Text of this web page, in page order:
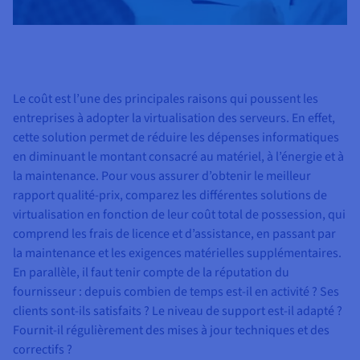
Le coût est l’une des principales raisons qui poussent les
entreprises à adopter la virtualisation des serveurs. En effet,
cette solution permet de réduire les dépenses informatiques
en diminuant le montant consacré au matériel, à l’énergie et à
la maintenance. Pour vous assurer d’obtenir le meilleur
rapport qualité-prix, comparez les différentes solutions de
virtualisation en fonction de leur coût total de possession, qui
comprend les frais de licence et d’assistance, en passant par
la maintenance et les exigences matérielles supplémentaires.
En parallèle, il faut tenir compte de la réputation du
fournisseur : depuis combien de temps est-il en activité ? Ses
clients sont-ils satisfaits ? Le niveau de support est-il adapté ?
Fournit-il régulièrement des mises à jour techniques et des
correctifs ?